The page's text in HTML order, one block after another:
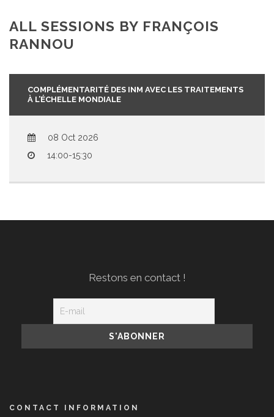
ALL SESSIONS BY FRANÇOIS
RANNOU
COMPLÉMENTARITÉ DES INM AVEC LES TRAITEMENTS
À L’ÉCHELLE MONDIALE
08 Oct 2026
14:00-15:30
Restons en contact !
CONTACT INFORMATION